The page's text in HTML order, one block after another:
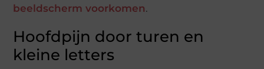
beeldscherm voorkomen.
Hoofdpijn door turen en
kleine letters